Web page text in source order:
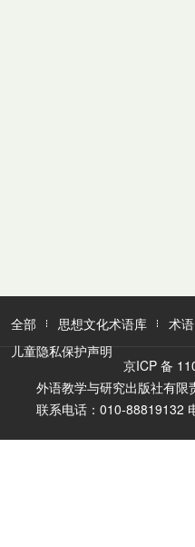
全部 思想文化术语库 术
儿童隐私保护声明
京ICP 备
外语教学与研究出版社有
联系电话：010-88819132